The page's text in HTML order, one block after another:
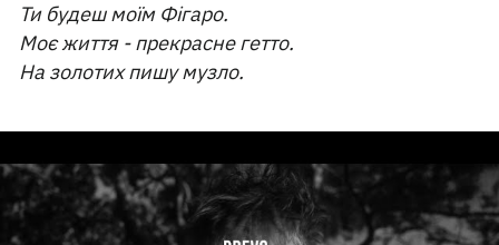
Ти будеш моїм Фігаро.
Моє життя - прекрасне гетто.
На золотих пишу музло.